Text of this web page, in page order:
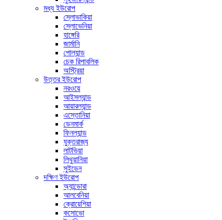
মধ্য ইউরোপ
স্লোভাকিয়া
স্লোভেনিয়া
হাঙ্গেরি
জার্মানি
পোল্যান্ড
চেক রিপাবলিক
অস্ট্রিয়া
উত্তর ইউরোপ
নরওয়ে
আইসল্যান্ড
আয়ারল্যান্ড
এস্তোনিয়া
ডেনমার্ক
ফিনল্যান্ড
যুক্তরাজ্য
লাটভিয়া
লিথুয়ানিয়া
সুইডেন
দক্ষিণ ইউরোপ
অ্যান্ডোরা
আলবেনিয়া
ক্রোয়েশিয়া
কসোভো